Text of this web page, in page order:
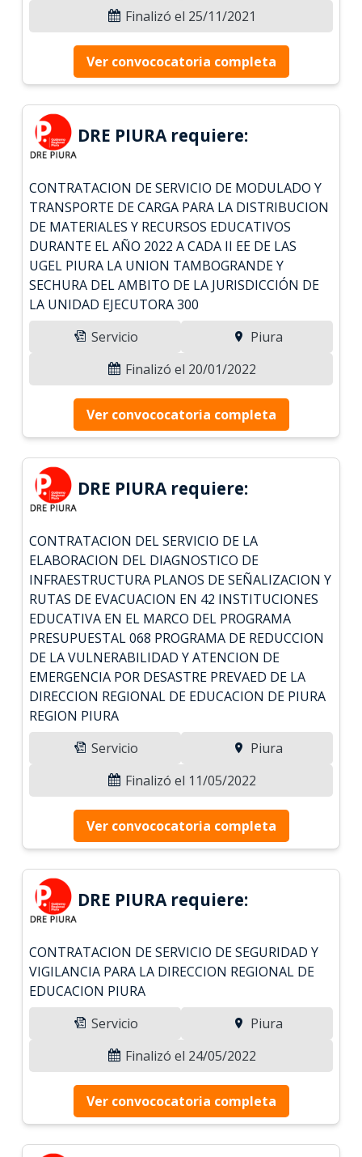
Finalizó el 25/11/2021
Ver convococatoria completa
DRE PIURA requiere:
CONTRATACION DE SERVICIO DE MODULADO Y
TRANSPORTE DE CARGA PARA LA DISTRIBUCION
DE MATERIALES Y RECURSOS EDUCATIVOS
DURANTE EL AÑO 2022 A CADA II EE DE LAS
UGEL PIURA LA UNION TAMBOGRANDE Y
SECHURA DEL AMBITO DE LA JURISDICCIÓN DE
LA UNIDAD EJECUTORA 300
Servicio
Piura
Finalizó el 20/01/2022
Ver convococatoria completa
DRE PIURA requiere:
CONTRATACION DEL SERVICIO DE LA
ELABORACION DEL DIAGNOSTICO DE
INFRAESTRUCTURA PLANOS DE SEÑALIZACION Y
RUTAS DE EVACUACION EN 42 INSTITUCIONES
EDUCATIVA EN EL MARCO DEL PROGRAMA
PRESUPUESTAL 068 PROGRAMA DE REDUCCION
DE LA VULNERABILIDAD Y ATENCION DE
EMERGENCIA POR DESASTRE PREVAED DE LA
DIRECCION REGIONAL DE EDUCACION DE PIURA
REGION PIURA
Servicio
Piura
Finalizó el 11/05/2022
Ver convococatoria completa
DRE PIURA requiere:
CONTRATACION DE SERVICIO DE SEGURIDAD Y
VIGILANCIA PARA LA DIRECCION REGIONAL DE
EDUCACION PIURA
Servicio
Piura
Finalizó el 24/05/2022
Ver convococatoria completa